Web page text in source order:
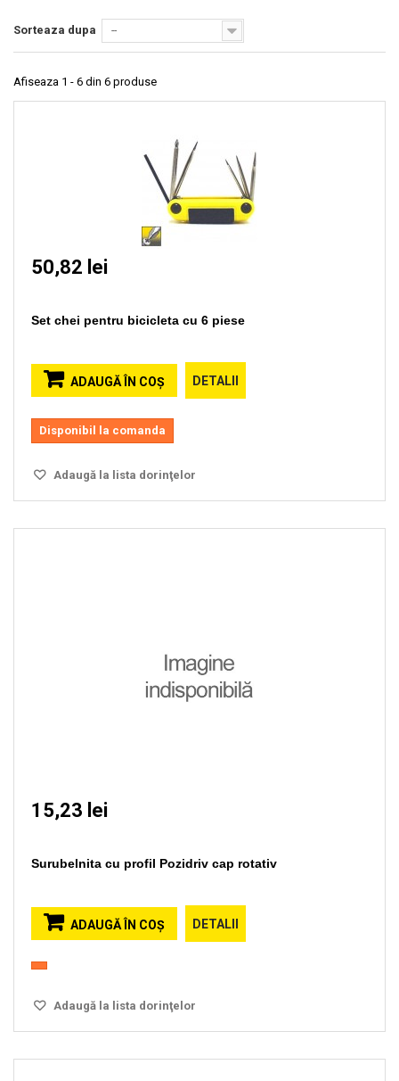
Sorteaza dupa --
Afiseaza 1 - 6 din 6 produse
50,82 lei
Set chei pentru bicicleta cu 6 piese
ADAUGĂ ÎN COŞ DETALII
Disponibil la comanda
Adaugă la lista dorinţelor
15,23 lei
Surubelnita cu profil Pozidriv cap rotativ
ADAUGĂ ÎN COŞ DETALII
Adaugă la lista dorinţelor